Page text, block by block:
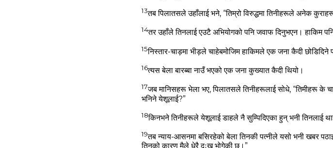
13तब पिलातसले उहाँलाई भने, “तिम्रो विरुद्धमा तिनीहरूले अनेक
14तर उहाँले तिनलाई एउटै अभियोगको पनि जवाफ दिनुभएन। हाकिम
15निस्‍तार-चाड़मा भीड़ले चाहेबमोजिम हाकिमले एक जना कैदी छोडिदिने
16त्‍यस बेला बारब्‍बा नाउँ भएको एक जना कुख्‍यात कैदी थियो।
17जब मानिसहरू भेला भए, पिलातसले तिनीहरूलाई सोधे, “तिमीहरू के
भनिने येशूलाई?”
18किनभने तिनीहरूले येशूलाई डाहले नै सुम्‍पिदिएका हुन्‌ भनी तिनलाई
19तब न्‍याय-आसनमा बसिरहेको बेला तिनकी पत्‍नीले यसो भनी खबर
तिनको कारण मैले धेरै दुःख भोगेकी छु।”